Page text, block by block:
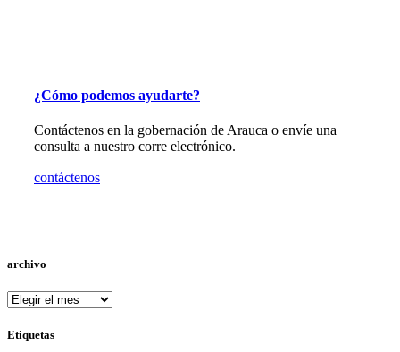
¿Cómo podemos ayudarte?
Contáctenos en la gobernación de Arauca o envíe una
consulta a nuestro corre electrónico.
contáctenos
archivo
archivo
Etiquetas